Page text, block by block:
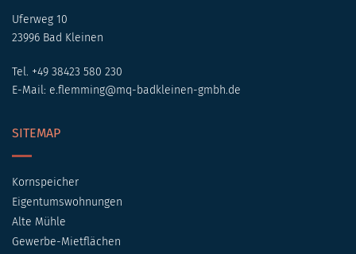
Uferweg 10
23996 Bad Kleinen
Tel. +49 38423 580 230
E-Mail: e.flemming@mq-badkleinen-gmbh.de
SITEMAP
Kornspeicher
Eigentumswohnungen
Alte Mühle
Gewerbe-Mietflächen